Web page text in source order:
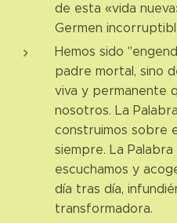
de esta «vida
Germen
Hemos sido
padre mortal, sino
viva y permanente
nosotros. La
construimos sobre
siempre. La
escuchamos y
día tras día,
transformadora.